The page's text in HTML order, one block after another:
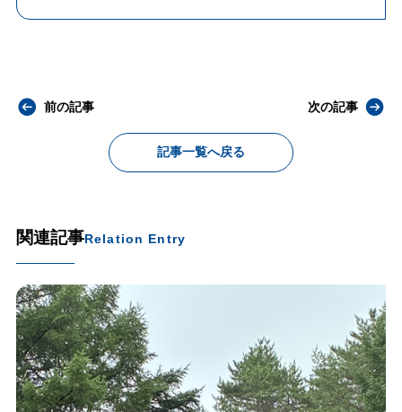
前の記事
記事一覧へ戻る
次の記事
関連記事Relation Entry